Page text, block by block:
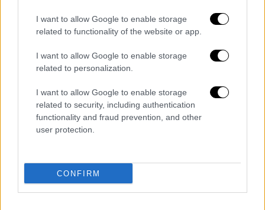
I want to allow Google to enable storage
related to functionality of the website or app.
I want to allow Google to enable storage
related to personalization.
I want to allow Google to enable storage
related to security, including authentication
functionality and fraud prevention, and other
user protection.
CONFIRM